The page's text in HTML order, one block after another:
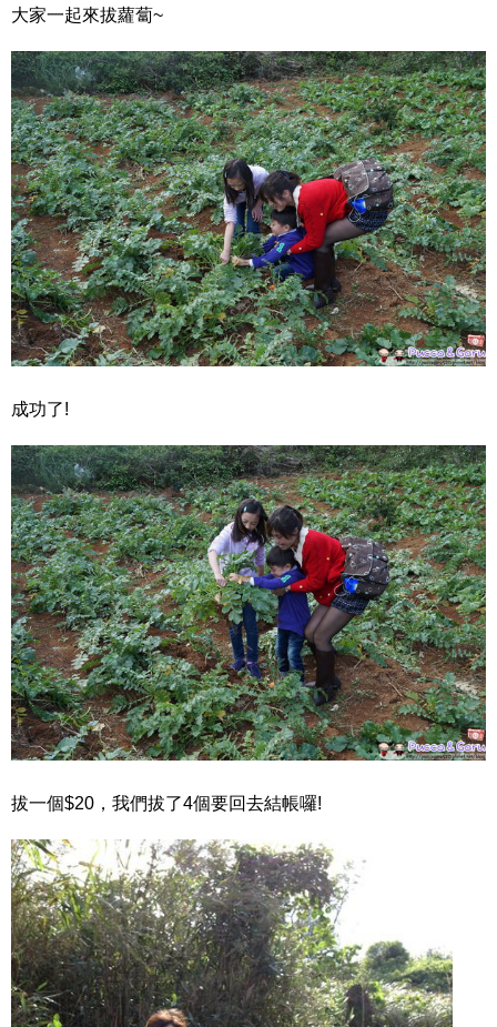
大家一起來拔蘿蔔~
成功了!
拔一個$20，我們拔了4個要回去結帳囉!